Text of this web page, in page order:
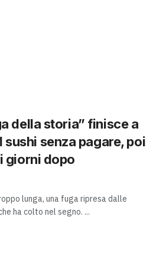
della storia” finisce a
senza pagare, poi
giorni dopo
lunga, una fuga ripresa dalle
ha colto nel segno. ...